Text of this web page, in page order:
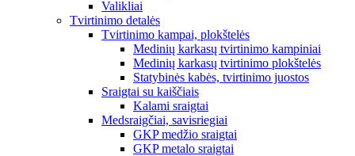
Valikliai
Tvirtinimo detalės
Tvirtinimo kampai, plokštelės
Medinių karkasų tvirtinimo kampiniai
Medinių karkasų tvirtinimo plokštelės
Statybinės kabės, tvirtinimo juostos
Sraigtai su kaiščiais
Kalami sraigtai
Medsraigčiai, savisriegiai
GKP medžio sraigtai
GKP metalo sraigtai